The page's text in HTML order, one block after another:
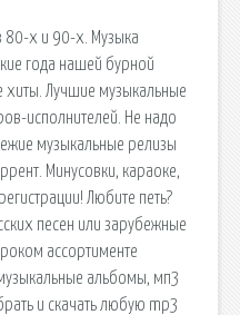
80-х и 90-х. Музыка
года нашей бурной
хиты. Лучшие музыкальные
исполнителей. Не надо
музыкальные релизы
Минусовки, караоке,
Любите петь?
песен или зарубежные
ассортименте
альбомы, мп3
и скачать любую mp3